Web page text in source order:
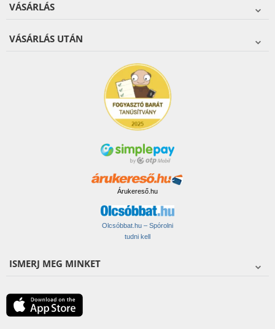
VÁSÁRLÁS
VÁSÁRLÁS UTÁN
Árukereső.hu
Olcsóbbat.hu – Spórolni
tudni kell
ISMERJ MEG MINKET